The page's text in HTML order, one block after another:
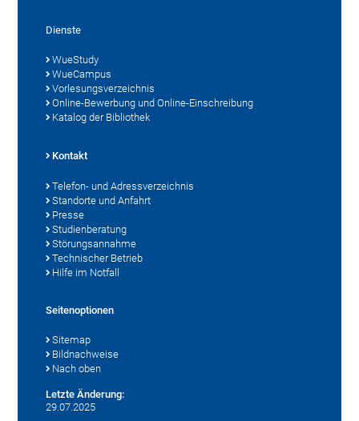
Dienste
WueStudy
WueCampus
Vorlesungsverzeichnis
Online-Bewerbung und Online-Einschreibung
Katalog der Bibliothek
Kontakt
Telefon- und Adressverzeichnis
Standorte und Anfahrt
Presse
Studienberatung
Störungsannahme
Technischer Betrieb
Hilfe im Notfall
Seitenoptionen
Sitemap
Bildnachweise
Nach oben
Letzte Änderung:
29.07.2025